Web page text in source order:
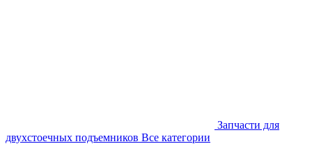
Запчасти для
двухстоечных подъемников Все категории